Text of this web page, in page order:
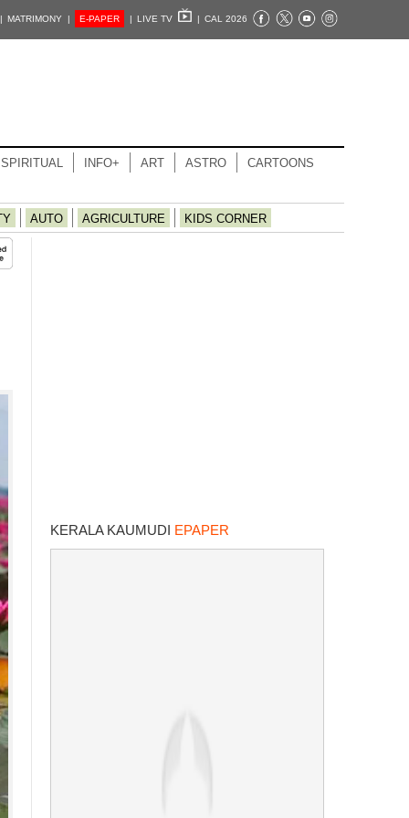
MATRIMONY | E-PAPER | LIVE TV | CAL 2026
SPIRITUAL INFO+ ART ASTRO CARTOONS
AUTO AGRICULTURE KIDS CORNER
KERALA KAUMUDI EPAPER